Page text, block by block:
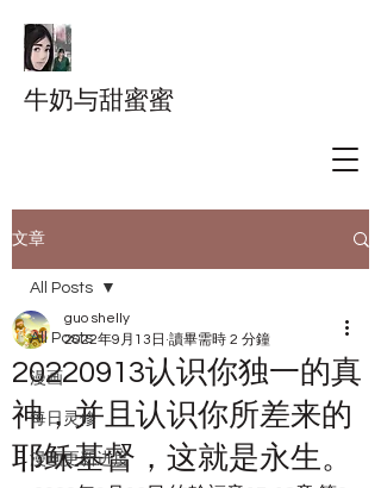
牛奶与甜蜜蜜
文章
All Posts
漫画
每日灵修
漫画更新进度
All Posts
20220913认识你独一的真
神，并且认识你所差来的
耶稣基督，这就是永生。
guo shelly
2022年9月13日 讀畢需時 2 分鐘